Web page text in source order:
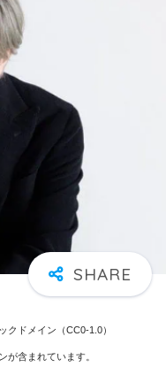
クドメイン（CC0-1.0）
含まれています。